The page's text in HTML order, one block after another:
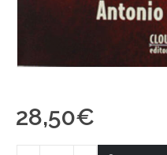
28,50€